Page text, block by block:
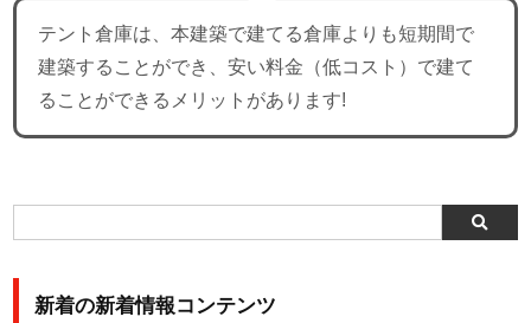
テント倉庫は、本建築で建てる倉庫よりも短期間で
建築することができ、安い料金（低コスト）で建て
ることができるメリットがあります!
新着の新着情報コンテンツ